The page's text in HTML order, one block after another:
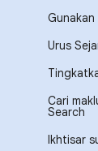
Urus
Cari
Search
Ikhtisar